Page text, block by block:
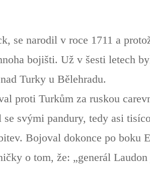
se narodil v roce 1711 a
bojišti. Už v šesti letech
Turky u Bělehradu.
proti Turkům za ruskou
svými pandury, tedy asi
Bojoval dokonce po boku
o tom, že: „generál